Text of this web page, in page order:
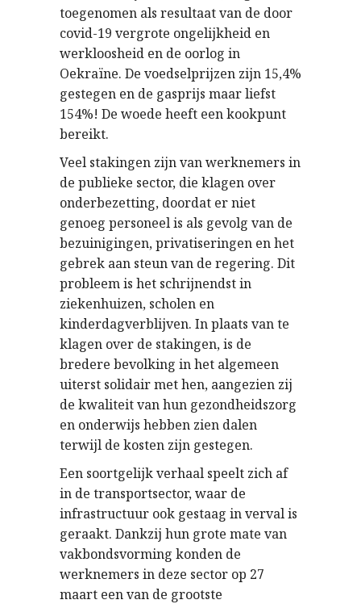
toegenomen als resultaat van de door
covid-19 vergrote ongelijkheid en
werkloosheid en de oorlog in
Oekraïne. De voedselprijzen zijn 15,4%
gestegen en de gasprijs maar liefst
154%! De woede heeft een kookpunt
bereikt.
Veel stakingen zijn van werknemers in
de publieke sector, die klagen over
onderbezetting, doordat er niet
genoeg personeel is als gevolg van de
bezuinigingen, privatiseringen en het
gebrek aan steun van de regering. Dit
probleem is het schrijnendst in
ziekenhuizen, scholen en
kinderdagverblijven. In plaats van te
klagen over de stakingen, is de
bredere bevolking in het algemeen
uiterst solidair met hen, aangezien zij
de kwaliteit van hun gezondheidszorg
en onderwijs hebben zien dalen
terwijl de kosten zijn gestegen.
Een soortgelijk verhaal speelt zich af
in de transportsector, waar de
infrastructuur ook gestaag in verval is
geraakt. Dankzij hun grote mate van
vakbondsvorming konden de
werknemers in deze sector op 27
maart een van de grootste